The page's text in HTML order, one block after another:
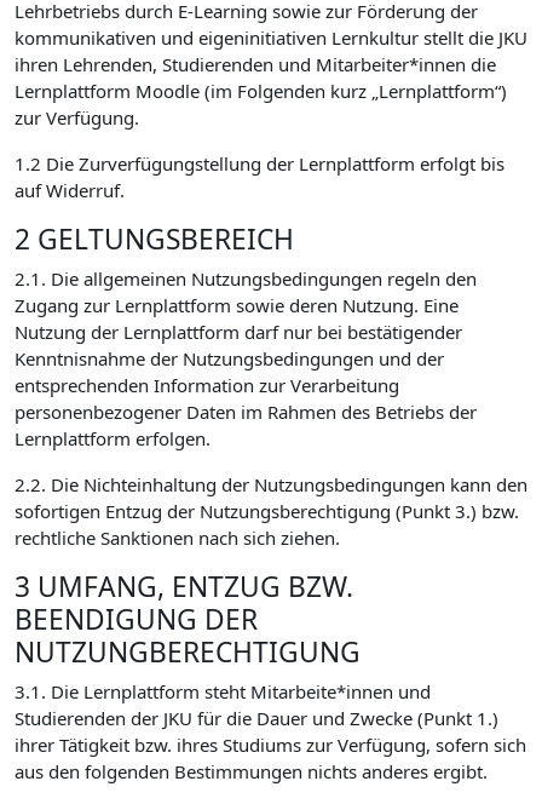
Lehrbetriebs durch E-Learning sowie zur Förderung der
kommunikativen und eigeninitiativen Lernkultur stellt die JKU
ihren Lehrenden, Studierenden und Mitarbeiter*innen die
Lernplattform Moodle (im Folgenden kurz „Lernplattform“)
zur Verfügung.
1.2 Die Zurverfügungstellung der Lernplattform erfolgt bis
auf Widerruf.
2 GELTUNGSBEREICH
2.1. Die allgemeinen Nutzungsbedingungen regeln den
Zugang zur Lernplattform sowie deren Nutzung. Eine
Nutzung der Lernplattform darf nur bei bestätigender
Kenntnisnahme der Nutzungsbedingungen und der
entsprechenden Information zur Verarbeitung
personenbezogener Daten im Rahmen des Betriebs der
Lernplattform erfolgen.
2.2. Die Nichteinhaltung der Nutzungsbedingungen kann den
sofortigen Entzug der Nutzungsberechtigung (Punkt 3.) bzw.
rechtliche Sanktionen nach sich ziehen.
3 UMFANG, ENTZUG BZW.
BEENDIGUNG DER
NUTZUNGBERECHTIGUNG
3.1. Die Lernplattform steht Mitarbeite*innen und
Studierenden der JKU für die Dauer und Zwecke (Punkt 1.)
ihrer Tätigkeit bzw. ihres Studiums zur Verfügung, sofern sich
aus den folgenden Bestimmungen nichts anderes ergibt.